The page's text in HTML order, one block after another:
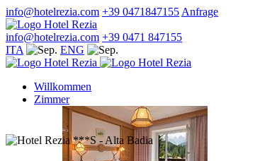
info@hotelrezia.com +39 0471847155 Anfrage
info@hotelrezia.com +39 0471 847155
ITA
ENG
Willkommen
Zimmer